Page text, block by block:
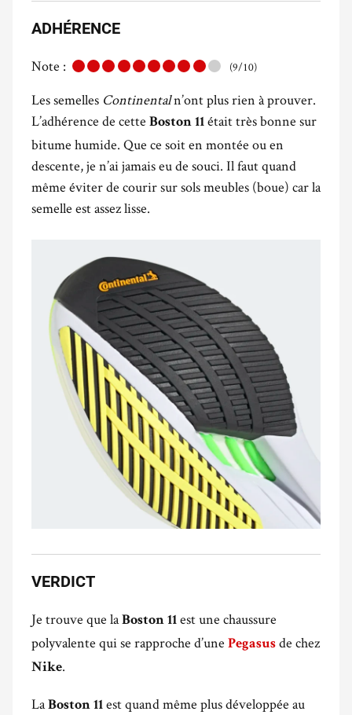
ADHÉRENCE
Note : (9/10)
Les semelles Continentaln’ont plus rien à prouver.
L’adhérence de cette Boston 11 était très bonne sur
bitume humide. Que ce soit en montée ou en
descente, je n’ai jamais eu de souci. Il faut quand
même éviter de courir sur sols meubles (boue) car la
semelle est assez lisse.
VERDICT
Je trouve que laBoston 11 est une chaussure
polyvalente qui se rapproche d’une Pegasus de chez
Nike.
LaBoston 11 est quand même plus développée au